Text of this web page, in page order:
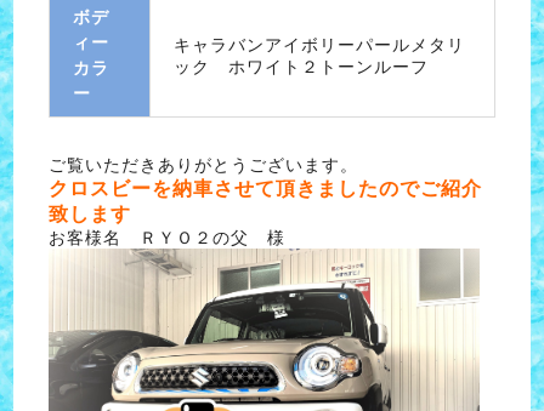
ボデ
ィー
カラ
ー
キャラバンアイボリーパールメタリ
ック ホワイト２トーンルーフ
ご覧いただきありがとうございます。
クロスビーを納車させて頂きましたのでご紹介
致します
お客様名 ＲＹＯ２の父 様